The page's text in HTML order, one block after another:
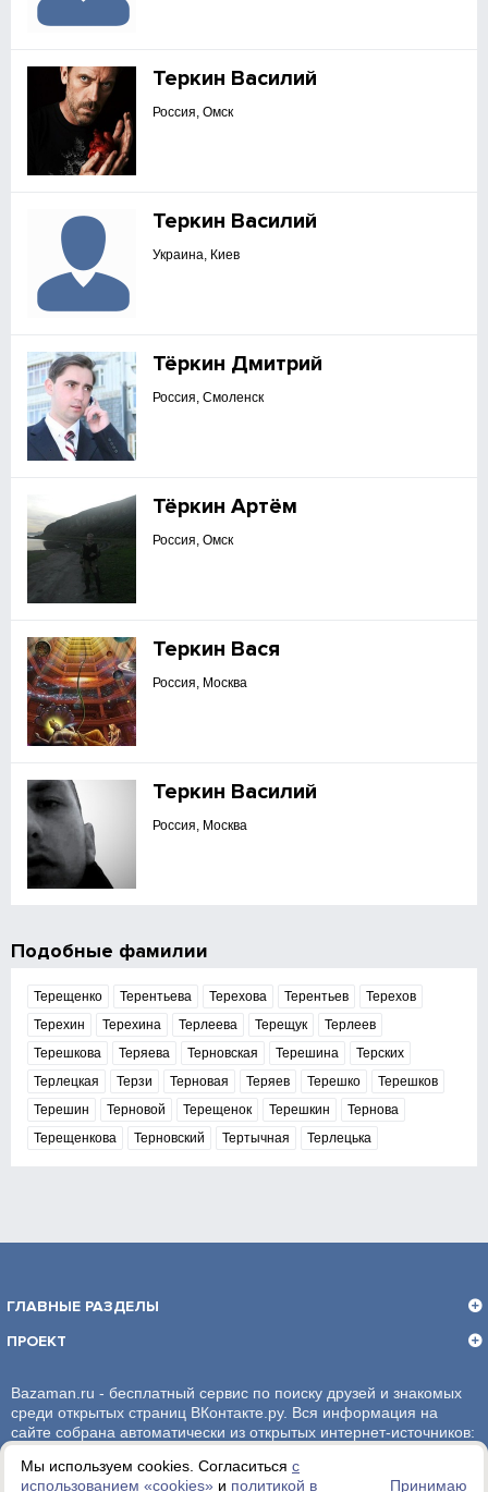
Мы используем cookies. Согласиться с
использованием «сookies» и политикой в Принимаю
Теркин Василий
Россия, Омск
Теркин Василий
Украина, Киев
Тёркин Дмитрий
Россия, Смоленск
Тёркин Артём
Россия, Омск
Теркин Вася
Россия, Москва
Теркин Василий
Россия, Москва
Подобные фамилии
Терещенко Терентьева Терехова Терентьев
Терехов
Терехин
Терехина Терлеева Терещук
Терлеев
Терешкова
Теряева Терновская Терешина
Терских
Терлецкая
Терзи Терновая Теряев Терешко
Терешков
Терешин
Терновой Терещенок Терешкин
Тернова
Терещенкова
Терновский Тертычная Терлецька
ГЛАВНЫЕ РАЗДЕЛЫ
ПРОЕКТ
Bazaman.ru - бесплатный сервис по поиску друзей и знакомых
среди открытых страниц ВКонтакте.ру. Вся информация на
сайте собрана автоматически из открытых интернет-источников:
администрация сайта ответственности не несет.